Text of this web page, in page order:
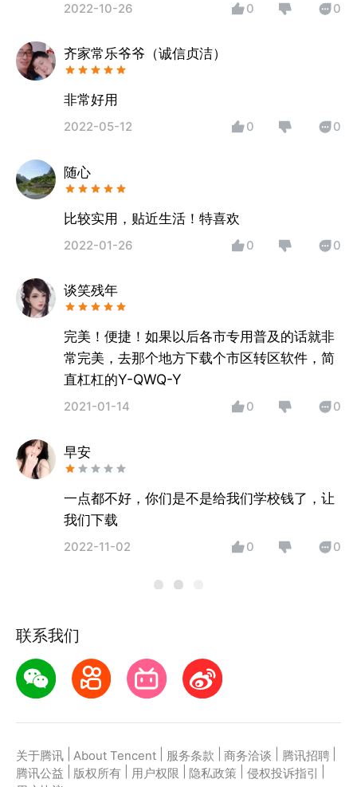
2022-10-26 0 0
齐家常乐爷爷（诚信贞洁）
非常好用
2022-05-12 0 0
随心
比较实用，贴近生活！特喜欢
2022-01-26 0 0
谈笑残年
完美！便捷！如果以后各市专用普及的话就非
常完美，去那个地方下载个市区转区软件，简
直杠杠的Y-QWQ-Y
2021-01-14 0 0
早安
一点都不好，你们是不是给我们学校钱了，让
我们下载
2022-11-02 0 0
联系我们
关于腾讯 About Tencent 服务条款 商务洽谈 腾讯招聘
腾讯公益
版权所有 用户权限 隐私政策 侵权投诉指引